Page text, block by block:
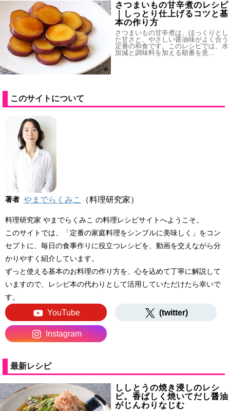
さつまいもの甘辛煮のレシピ
｜しっとり仕上げるコツと基
本の作り方
さつまいもの甘辛煮は、ほっくりとし
た甘さと、やさしい醤油味がよく合う
定番の和食です。このレシピでは、水
加減と調味料を加える順番を意…
このサイトについて
著者 やまでらくみこ （料理研究家）
料理研究家 やまでらくみこ の料理レシピサイトへようこそ。
このサイトでは、「定番の家庭料理をシンプルに美味しく」をコン
セプトに、毎日の食事作りに役立つレシピを、動画を交えながら分
かりやすく紹介しています。
ずっと使える基本のお料理の作り方を、心を込めて丁寧に解説して
いますので、レシピ本の代わりとして活用していただけたら幸いで
す。
YouTube (twitter)
Instagram
最新レシピ
ししとうの焼き浸しのレシ
ピ。香ばしく焼いてだし醤油
がじんわりなじむ